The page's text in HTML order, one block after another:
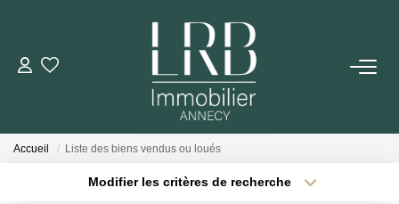
ACHETER
Votre Recherche
Accueil Liste des biens vendus ou loués
Modifier les critères de recherche